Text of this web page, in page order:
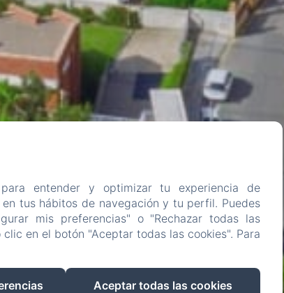
entender y optimizar tu experiencia de
tus hábitos de navegación y tu perfil. Puedes
mis preferencias" o "Rechazar todas las
en el botón "Aceptar todas las cookies". Para
Aceptar todas las cookies